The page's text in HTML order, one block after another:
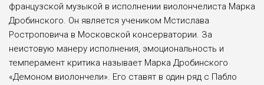
французской музыкой в исполнении виолончелиста Марка
Дробинского. Он является учеником Мстислава
Ростроповича в Московской консерватории. За
неистовую манеру исполнения, эмоциональность и
темперамент критика называет Марка Дробинского
«Демоном виолончели». Его ставят в один ряд с Пабло